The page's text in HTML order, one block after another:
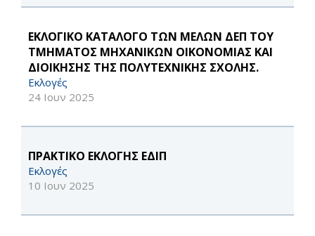
ΕΚΛΟΓΙΚΟ ΚΑΤΑΛΟΓΟ ΤΩΝ ΜΕΛΩΝ ΔΕΠ ΤΟΥ
ΤΜΗΜΑΤΟΣ ΜΗΧΑΝΙΚΩΝ ΟΙΚΟΝΟΜΙΑΣ ΚΑΙ
ΔΙΟΙΚΗΣΗΣ ΤΗΣ ΠΟΛΥΤΕΧΝΙΚΗΣ ΣΧΟΛΗΣ.
Εκλογές
24 Ιουν 2025
ΠΡΑΚΤΙΚΟ ΕΚΛΟΓΗΣ ΕΔΙΠ
Εκλογές
10 Ιουν 2025